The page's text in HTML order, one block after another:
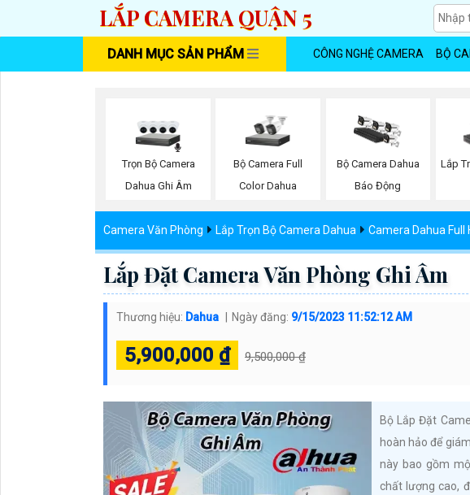
LẮP CAMERA QUẬN 5
DANH MỤC SẢN PHẨM CÔNG NGHỆ CAMERA BỘ
Trọn Bộ Camera
Dahua Ghi Âm
Bộ Camera Full
Color Dahua
Bộ Camera Dahua
Báo Động
Lắp
Camera Văn Phòng Lắp Trọn Bộ Camera Dahua Camera Dahua Full
Lắp Đặt Camera Văn Phòng Ghi Âm
Thương hiệu: Dahua Ngày đăng: 9/15/2023 11:52:12 AM
5,900,000 ₫ 9,500,000 ₫
Bộ Lắp Đặt
hoàn hảo để
này bao gồm
chất lượng cao,